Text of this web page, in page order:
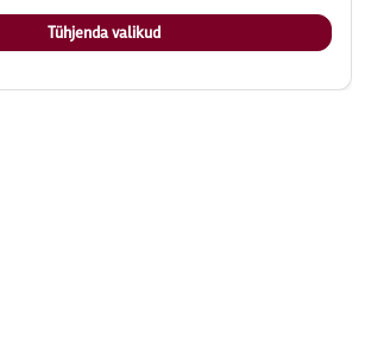
Tühjenda valikud